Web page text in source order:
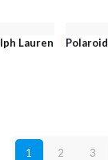
Lauren Polaroid
1 2 3